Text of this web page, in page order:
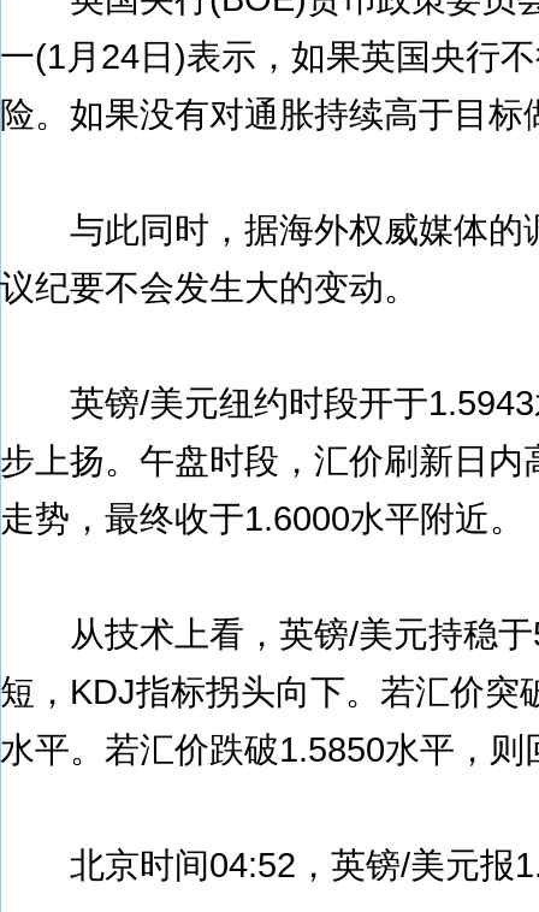
一(1月24日)表示，如果英国央行
险。如果没有对通胀持续高于目
与此同时，据海外权威媒体的
议纪要不会发生大的变动。
英镑/美元纽约时段开于1.5943
步上扬。午盘时段，汇价刷新日
走势，最终收于1.6000水平附近。
从技术上看，英镑/美元持稳于
短，KDJ指标拐头向下。若汇价
水平。若汇价跌破1.5850水平，
北京时间04:52，英镑/美元报